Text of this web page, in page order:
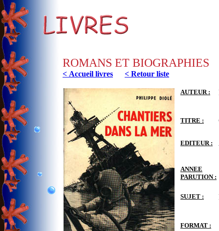
ROMANS ET BIOGRAPHIES
< Accueil livres < Retour liste
AUTEUR :
TITRE :
EDITEUR :
ANNEE
PARUTION :
SUJET :
FORMAT :